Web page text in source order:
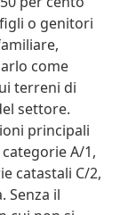
o genitori
come
terreni di
settore.
principali
A/1,
catastali C/2,
Senza il